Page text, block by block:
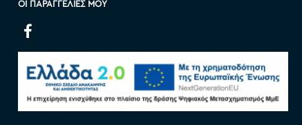
ΟΙ ΠΑΡΑΓΓΕΛΊΕΣ ΜΟΥ